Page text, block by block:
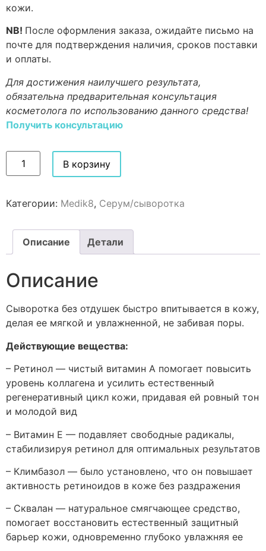
кожи.
NB! После оформления заказа, ожидайте письмо на
почте для подтверждения наличия, сроков поставки
и оплаты.
Для достижения наилучшего результата,
обязательна предварительная консультация
косметолога по использованию данного средства!
Получить консультацию
В корзину
Категории: Medik8, Серум/сыворотка
Описание Детали
Описание
Сыворотка без отдушек быстро впитывается в кожу,
делая ее мягкой и увлажненной, не забивая поры.
Действующие вещества:
– Ретинол — чистый витамин А помогает повысить
уровень коллагена и усилить естественный
регенеративный цикл кожи, придавая ей ровный тон
и молодой вид
– Витамин Е — подавляет свободные радикалы,
стабилизируя ретинол для оптимальных результатов
– Климбазол — было установлено, что он повышает
активность ретиноидов в коже без раздражения
– Сквалан — натуральное смягчающее средство,
помогает восстановить естественный защитный
барьер кожи, одновременно глубоко увлажняя ее